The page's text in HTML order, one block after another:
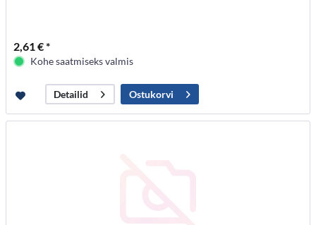
2,61 € *
Kohe saatmiseks valmis
Detailid Ostukorvi